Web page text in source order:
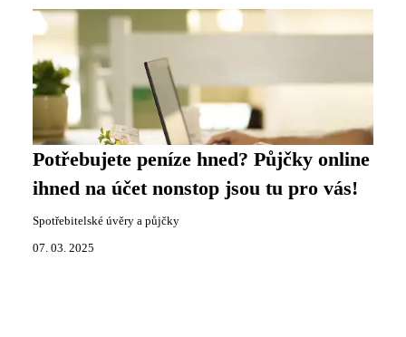
Potřebujete peníze hned? Půjčky online
ihned na účet nonstop jsou tu pro vás!
Spotřebitelské úvěry a půjčky
07. 03. 2025